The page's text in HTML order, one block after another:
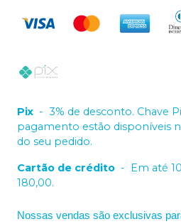
Pix - 3% de desconto. Chave
pagamento estão disponíveis
do seu pedido.
Cartão de crédito - Em até
180,00.
Nossas vendas são exclusivas